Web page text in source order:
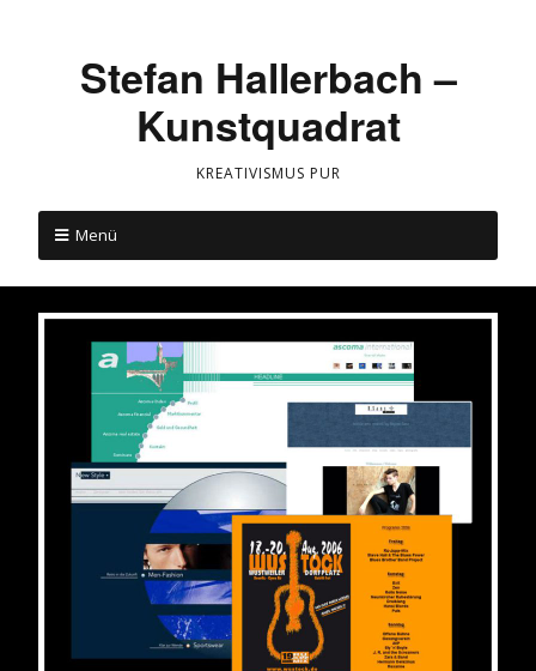
Stefan Hallerbach –
Kunstquadrat
KREATIVISMUS PUR
Menü